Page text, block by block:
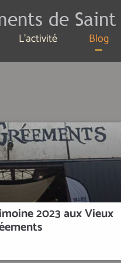
L'activité Blog
de
2023 aux Vieux